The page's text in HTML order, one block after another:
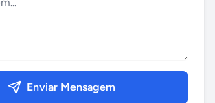
Enviar Mensagem